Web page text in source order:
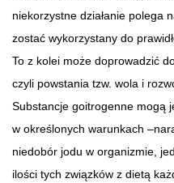
niekorzystne działanie polega
zostać wykorzystany do
To z kolei może doprowadzić
czyli powstania tzw. wola i
Substancje goitrogenne mogą
w określonych warunkach
niedobór jodu w organizmie,
ilości tych związków z dietą